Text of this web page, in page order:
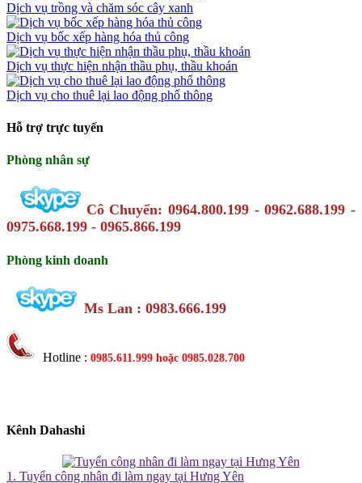
Dịch vụ trồng và chăm sóc cây xanh
Dịch vụ bốc xếp hàng hóa thủ công
Dịch vụ thực hiện nhận thầu phụ, thầu khoán
Dịch vụ cho thuê lại lao động phổ thông
Hỗ trợ trực tuyến
Phòng nhân sự
Cô Chuyển: 0964.800.199 - 0962.688.199 -
0975.668.199 - 0965.866.199
Phòng kinh doanh
Ms Lan : 0983.666.199
Hotline : 0985.611.999 hoặc 0985.028.700
Kênh Dahashi
1. Tuyển công nhân đi làm ngay tại Hưng Yên